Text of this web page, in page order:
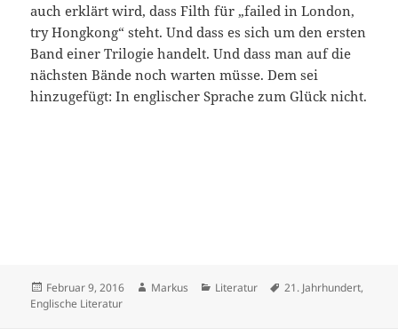
auch erklärt wird, dass Filth für „failed in London,
try Hongkong“ steht. Und dass es sich um den ersten
Band einer Trilogie handelt. Und dass man auf die
nächsten Bände noch warten müsse. Dem sei
hinzugefügt: In englischer Sprache zum Glück nicht.
Veröffentlicht
am
Februar 9, 2016 Autor
Markus Kategorien
Literatur Schlagwörter
21. Jahrhundert,
Englische Literatur